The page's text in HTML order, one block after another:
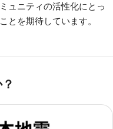
ュニティの活性化にとっ
とを期待しています。